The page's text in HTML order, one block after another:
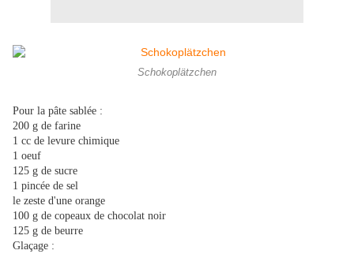
Schokoplätzchen
Pour la pâte sablée :
200 g de farine
1 cc de levure chimique
1 oeuf
125 g de sucre
1 pincée de sel
le zeste d'une orange
100 g de copeaux de chocolat noir
125 g de beurre
Glaçage :